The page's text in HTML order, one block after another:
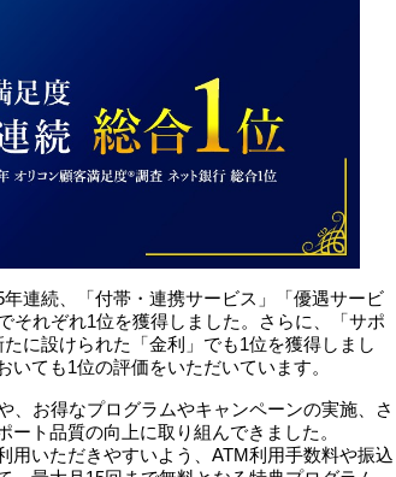
連続、「付帯・連携サービス」「優遇サービ
それぞれ1位を獲得しました。さらに、「サポ
に設けられた「金利」でも1位を獲得しまし
ても1位の評価をいただいています。
、お得なプログラムやキャンペーンの実施、さ
ト品質の向上に取り組んできました。
用いただきやすいよう、ATM利用手数料や振込